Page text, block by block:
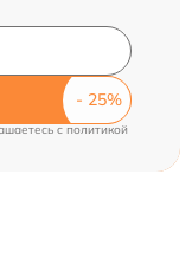
cполитикой